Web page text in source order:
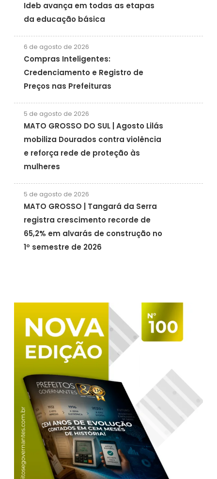
Ideb avança em todas as etapas
da educação básica
6 de agosto de 2026
Compras Inteligentes:
Credenciamento e Registro de
Preços nas Prefeituras
5 de agosto de 2026
MATO GROSSO DO SUL | Agosto Lilás
mobiliza Dourados contra violência
e reforça rede de proteção às
mulheres
5 de agosto de 2026
MATO GROSSO | Tangará da Serra
registra crescimento recorde de
65,2% em alvarás de construção no
1º semestre de 2026